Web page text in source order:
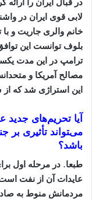
در قبال ایران را
لابی قوی ایران در
خانم والری جاریت و با
بلوف توانست این
ترامپ در این مدت
مصالح آمریکا و
این استراژی شد که
آیا تحریم‌هاى جدید
مى‌‍تواند تأثیرى بر
باشد؟
طبعا. در مرحله اول
عایدات آن از نفت
مردمانش منوط به